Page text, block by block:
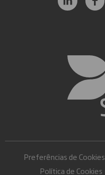
Preferências de Cookies
Política de Cookies